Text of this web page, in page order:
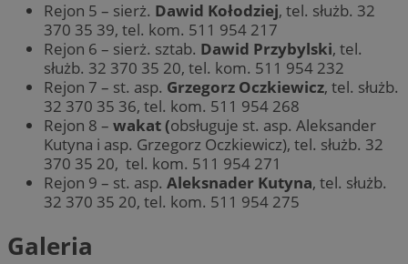
Rejon 5 – sierż. Dawid Kołodziej, tel. służb. 32
370 35 39, tel. kom. 511 954 217
Rejon 6 – sierż. sztab. Dawid Przybylski, tel.
służb. 32 370 35 20, tel. kom. 511 954 232
Rejon 7 – st. asp. Grzegorz Oczkiewicz, tel. służb.
32 370 35 36, tel. kom. 511 954 268
Rejon 8 – wakat (obsługuje st. asp. Aleksander
Kutyna i asp. Grzegorz Oczkiewicz), tel. służb. 32
370 35 20, tel. kom. 511 954 271
Rejon 9 – st. asp. Aleksnader Kutyna, tel. służb.
32 370 35 20, tel. kom. 511 954 275
Galeria